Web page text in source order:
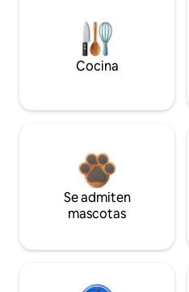
Cocina
Se admiten
mascotas